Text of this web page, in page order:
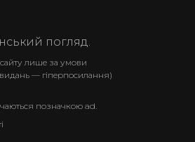
погляд.
лише за умови
— гіперпосилання)
позначкою ad.